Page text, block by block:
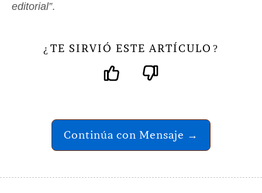
editorial”.
¿ TE SIRVIÓ ESTE ARTÍCULO ?
Continúa con Mensaje →